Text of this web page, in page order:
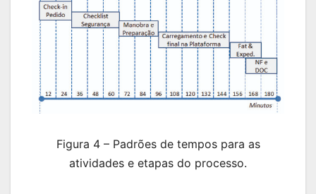
Figura 4 – Padrões de tempos para as
atividades e etapas do processo.